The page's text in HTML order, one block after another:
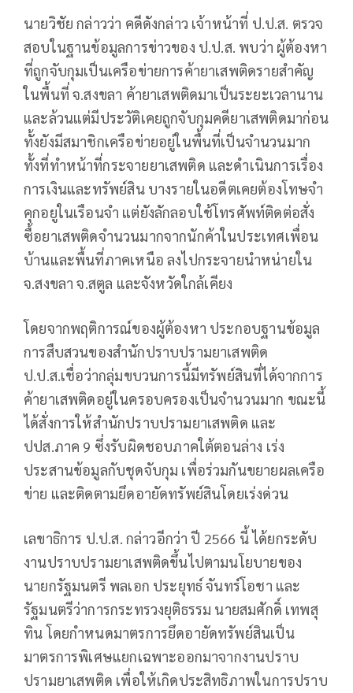
นายวิชัย​ กล่าวว่า คดีดังกล่าว เจ้าหน้าที่ ป.ป.ส. ตรวจ
สอบในฐานข้อมูลการข่าวของ ป.ป.ส. พบว่า ผู้ต้องหา
ที่ถูกจับกุมเป็นเครือข่ายการค้ายาเสพติดรายสำคัญ
ในพื้นที่ จ.สงขลา ค้ายาเสพติดมาเป็นระยะเวลานาน
และล้วนแต่มีประวัติเคยถูกจับกุมคดียาเสพติดมาก่อน
ทั้งยังมีสมาชิกเครือข่ายอยู่ในพื้นที่เป็นจำนวนมาก
ทั้งที่ทำหน้าที่กระจายยาเสพติด และดำเนินการเรื่อง
การเงินและทรัพย์สิน บางรายในอดีตเคยต้องโทษจำ
คุกอยูในเรือนจำ แต่ยังลักลอบใช้โทรศัพท์ติดต่อสั่ง
ซื้อยาเสพติดจำนวนมากจากนักค้าในประเทศเพื่อน
บ้านและพื้นที่ภาคเหนือ ลงไปกระจายนำหน่ายใน
จ.สงขลา จ.สตูล และจังหวัดใกล้เคียง
โดยจากพฤติการณ์ของผู้ต้องหา ประกอบฐานข้อมูล
การสืบสวนของสำนักปราบปรามยาเสพติด
ป.ป.ส.เชื่อว่ากลุ่มขบวนการนี้มีทรัพย์สินที่ได้จากการ
ค้ายาเสพติดอยู่ในครอบครองเป็นจำนวนมาก ขณะนี้
ได้สั่งการให้สำนักปราบปรามยาเสพติด และ
ปปส.ภาค 9 ซึ่งรับผิดชอบภาคใต้ตอนล่าง เร่ง
ประสานข้อมูลกับชุดจับกุม เพื่อร่วมกันขยายผลเครือ
ข่าย และติดตามยึดอายัดทรัพย์สินโดยเร่งด่วน
เลขาธิการ ป.ป.ส. กล่าวอีกว่า ปี 2566 นี้ ได้ยกระดับ
งานปราบปรามยาเสพติดขึ้นไปตามนโยบายของ
นายกรัฐมนตรี พลเอก ประยุทธ์ จันทร์โอชา และ
รัฐมนตรีว่าการกระทรวงยุติธรรม นายสมศักดิ์ เทพสุ
ทิน โดยกำหนดมาตรการยึดอายัดทรัพย์สินเป็น
มาตรการพิเศษแยกเฉพาะออกมาจากงานปราบ
ปรามยาเสพติด เพื่อให้เกิดประสิทธิภาพในการปราบ